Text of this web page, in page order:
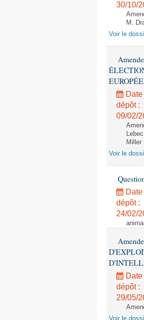
30/10/
M.
Voir le
dépôt :
09/02/
Miller
Voir le
dépôt :
24/02/
dépôt :
29/05/
Voir le